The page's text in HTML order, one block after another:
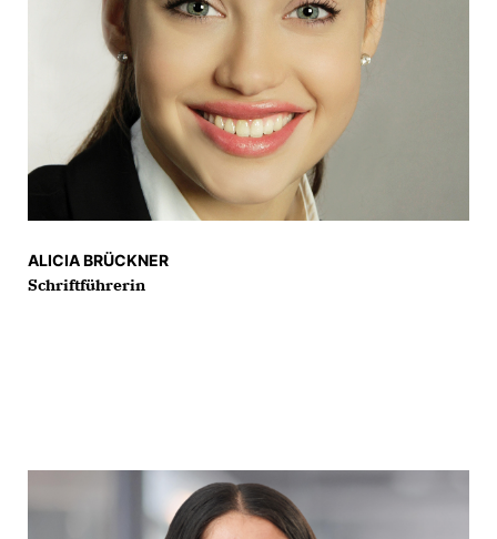
ALICIA BRÜCKNER
Schriftführerin